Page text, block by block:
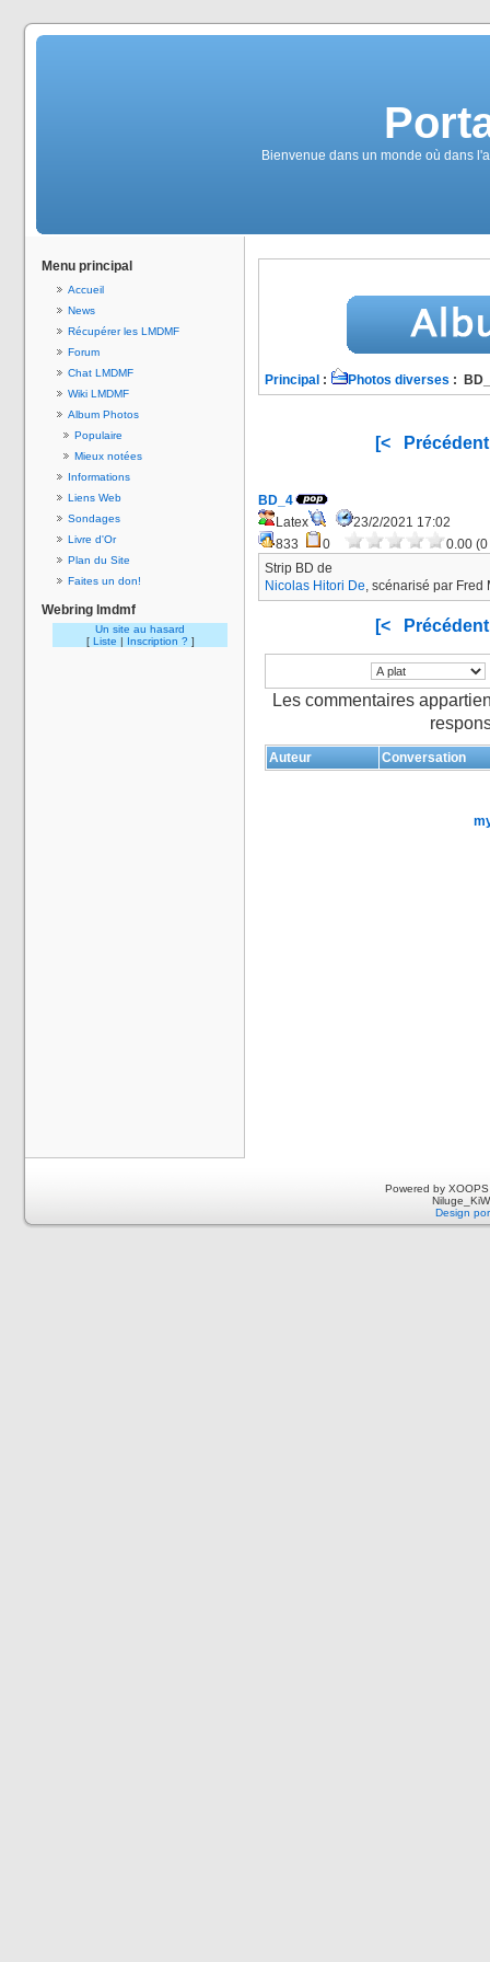
Bienvenue dans un monde où dans
Menu principal
Accueil
News
Récupérer les LMDMF
Forum
Chat LMDMF
Wiki LMDMF
Album Photos
Populaire
Mieux notées
Informations
Liens Web
Sondages
Livre d'Or
Plan du Site
Faites un don!
Webring lmdmf
Un site au hasard
[ Liste | Inscription ? ]
Principal : Photos diverses :
[< Précédent
BD_4
Latex
23/2/2021 17:02
833
0
0.00
Strip BD de
Nicolas Hitori De, scénarisé par Fred
[< Précédent
Les commentaires
Auteur Conversation
Powered by
Design